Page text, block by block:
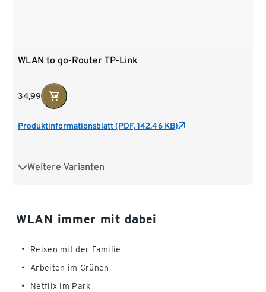
WLAN to go-Router TP-Link
34,99
Produktinformationsblatt (PDF, 142.46 KB)
Weitere Varianten
WLAN to go-Tarif
WLAN immer mit dabei
Reisen mit der Familie
Arbeiten im Grünen
Netflix im Park